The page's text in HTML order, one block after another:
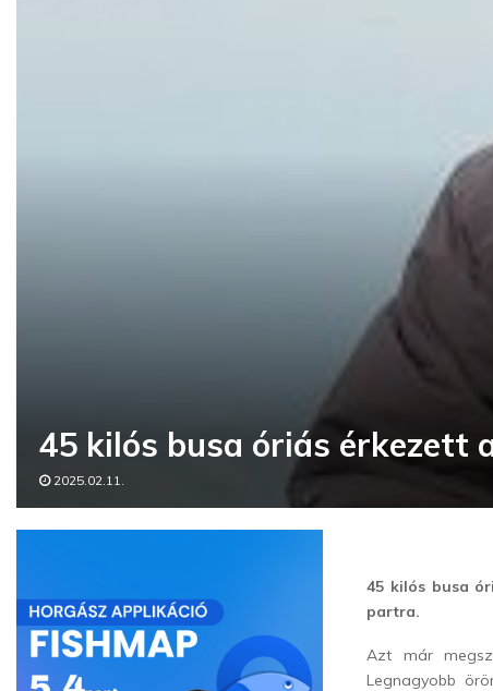
45 kilós busa óriás érkezett
2025.02.11.
45 kilós busa
partra.
Azt már
Legnagyobb